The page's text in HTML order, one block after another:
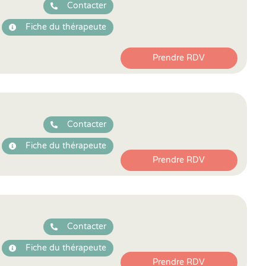
Contacter
Fiche du thérapeute
Prendre RDV
Contacter
Fiche du thérapeute
Prendre RDV
Contacter
Fiche du thérapeute
Prendre RDV